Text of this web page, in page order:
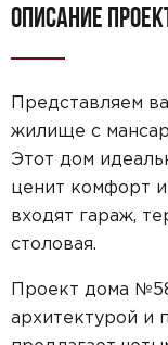
ОПИСАНИЕ
Представляем
жилище с
Этот дом
ценит комфорт
входят гараж,
столовая.
Проект дома
архитектурой и